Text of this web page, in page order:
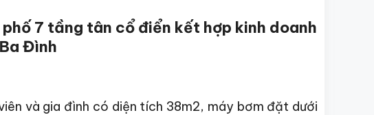
7 tầng tân cổ điển kết hợp kinh doanh
Đình
và gia đình có diện tích 38m2, máy bơm đặt dưới